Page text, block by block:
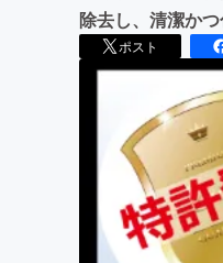
除去し、清潔か
ポスト